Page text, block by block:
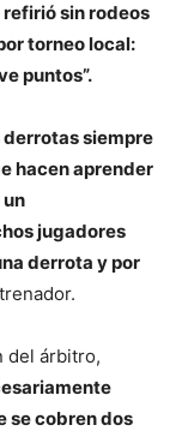
sin rodeos
torneo local:
puntos”.
derrotas siempre
hacen aprender
jugadores
derrota y por
del árbitro,
se cobren dos